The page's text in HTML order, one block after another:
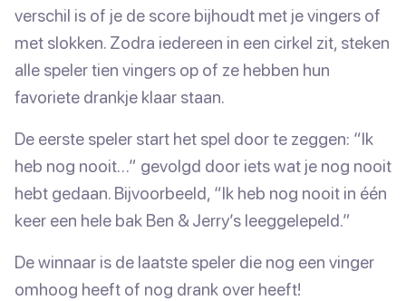
verschil is of je de score bijhoudt met je vingers of
met slokken. Zodra iedereen in een cirkel zit, steken
alle speler tien vingers op of ze hebben hun
favoriete drankje klaar staan.
De eerste speler start het spel door te zeggen: “Ik
heb nog nooit…” gevolgd door iets wat je nog nooit
hebt gedaan. Bijvoorbeeld, “Ik heb nog nooit in één
keer een hele bak Ben & Jerry’s leeggelepeld.”
De winnaar is de laatste speler die nog een vinger
omhoog heeft of nog drank over heeft!